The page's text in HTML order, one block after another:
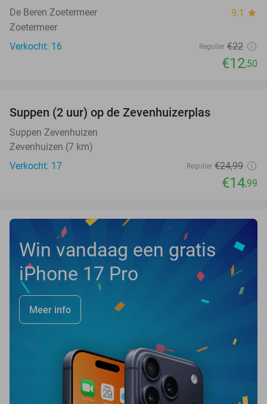
De Beren Zoetermeer 9.1 star
Zoetermeer
Verkocht: 16
Regulier €22
€12,50
NEW
TODAY
Suppen (2 uur) op de Zevenhuizerplas
Suppen Zevenhuizen
Zevenhuizen (7 km)
Verkocht: 17
Regulier €24,99
€14,99
Win vandaag een gratis
iPhone 17 Pro
Meer info